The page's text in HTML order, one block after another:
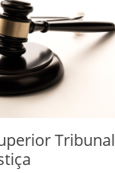
Tribunal